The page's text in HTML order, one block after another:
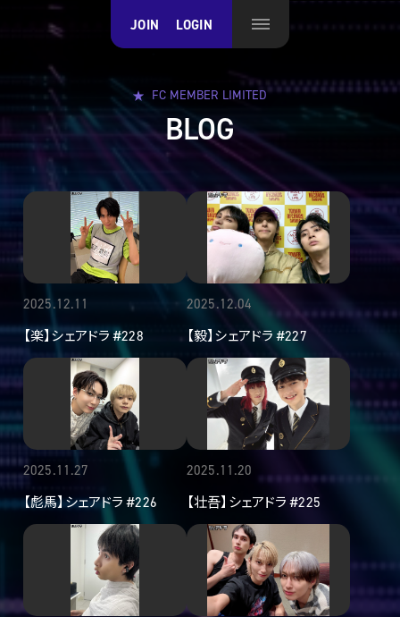
JOIN LOGIN
FC MEMBER LIMITED
BLOG
2025.12.11
【楽】シェアドラ #228
2025.12.04
【毅】シェアドラ #227
2025.11.27
【彪馬】シェアドラ #226
2025.11.20
【壮吾】シェアドラ #225